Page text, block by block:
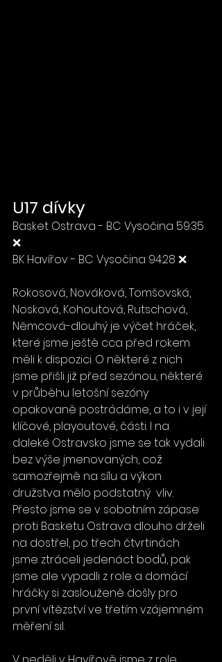
U17 dívky
Basket Ostrava - BC Vysočina 59:35
❌
BK Havířov - BC Vysočina 94:28 ❌
Rokosová, Nováková, Tomšovská,
Nosková, Kohoutová, Rutschová,
Němcová-dlouhý je výčet hráček,
které jsme ještě cca před rokem
měli k dispozici. O některé z nich
jsme přišli již před sezónou, některé
v průběhu letošní sezóny
opakovaně postrádáme, a to i v její
klíčové, playoutové, části. I na
daleké Ostravsko jsme se tak vydali
bez výše jmenovaných, což
samozřejmě na sílu a výkon
družstva mělo podstatný  vliv.
Přesto jsme se v sobotním zápase
proti Basketu Ostrava dlouho drželi
na dostřel, po třech čtvrtinách
jsme ztráceli jedenáct bodů, pak
jsme ale vypadli z role a domácí
hráčky si zaslouženě došly pro
první vítězství ve třetím vzájemném
měření sil.